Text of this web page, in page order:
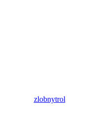
zlobnytrol